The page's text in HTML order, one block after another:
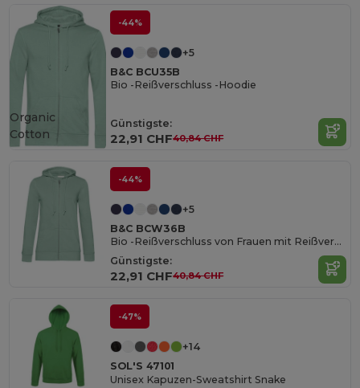
-44%
+5
B&C BCU35B
Bio -Reißverschluss -Hoodie
Günstigste:
22,91 CHF40,84 CHF
Organic
Cotton
-44%
+5
B&C BCW36B
Bio -Reißverschluss von Frauen mit Reißverschluss
Günstigste:
22,91 CHF40,84 CHF
-47%
+14
SOL'S 47101
Unisex Kapuzen-Sweatshirt Snake